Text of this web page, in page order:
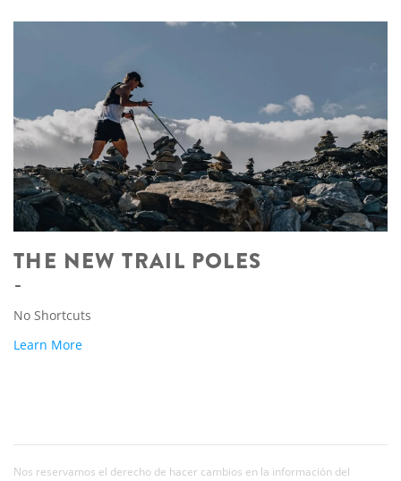
THE NEW TRAIL POLES
No Shortcuts
Learn More
Nos reservamos el derecho de hacer cambios en la información del